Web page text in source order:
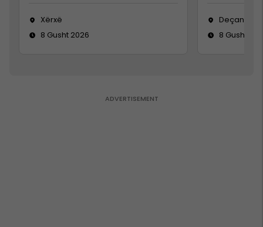
Xërxë
8 Gusht 2026
Deçan
8 Gusht